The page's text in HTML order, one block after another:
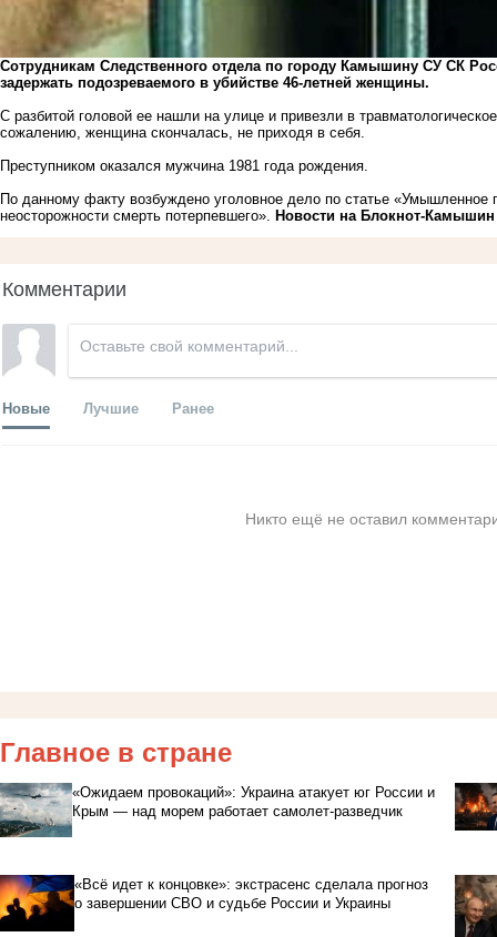
Сотрудникам Следственного отдела по городу Камышину СУ СК
задержать подозреваемого в убийстве 46-летней женщины.
С разбитой головой ее нашли на улице и привезли в
сожалению, женщина скончалась, не приходя в себя.
Преступником оказался мужчина 1981 года рождения.
По данному факту возбуждено уголовное дело по статье «Умышленное
неосторожности смерть потерпевшего».
Новости на Блoкнoт-Камышин
Комментарии
Новые Лучшие Ранее
Никто ещё не оставил
Главное в стране
«Ожидаем провокаций»: Украина атакует юг России и
Крым — над морем работает самолет-разведчик
«Всё идет к концовке»: экстрасенс сделала прогноз
о завершении СВО и судьбе России и Украины